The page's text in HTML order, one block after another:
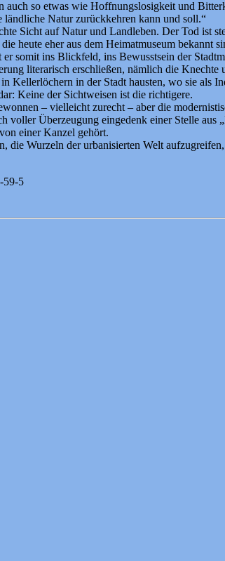
so etwas wie Hoffnungslosigkeit und
ländliche Natur zurückkehren kann und soll.“
Sicht auf Natur und Landleben. Der Tod ist
heute eher aus dem Heimatmuseum bekannt
somit ins Blickfeld, ins Bewusstsein der
literarisch erschließen, nämlich die
Kellerlöchern in der Stadt hausten, wo sie als
Keine der Sichtweisen ist die richtigere.
– vielleicht zurecht – aber die
Überzeugung eingedenk einer Stelle aus
einer Kanzel gehört.
Wurzeln der urbanisierten Welt
59-5